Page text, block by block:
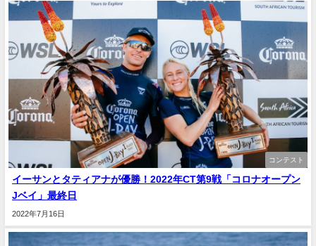
コンテスト
イーサンとタティアナが優勝！2022年CT第9戦「コロナオープン
Jベイ」最終日
2022年7月16日